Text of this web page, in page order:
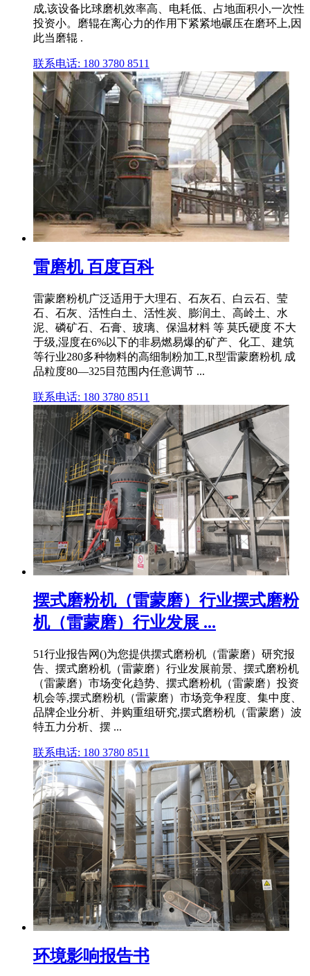
成,该设备比球磨机效率高、电耗低、占地面积小,一次性
投资小。磨辊在离心力的作用下紧紧地碾压在磨环上,因
此当磨辊 .
联系电话: 180 3780 8511
雷磨机 百度百科
雷蒙磨粉机广泛适用于大理石、石灰石、白云石、莹
石、石灰、活性白土、活性炭、膨润土、高岭土、水
泥、磷矿石、石膏、玻璃、保温材料 等 莫氏硬度 不大
于级,湿度在6%以下的非易燃易爆的矿产、化工、建筑
等行业280多种物料的高细制粉加工,R型雷蒙磨粉机 成
品粒度80—325目范围内任意调节 ...
联系电话: 180 3780 8511
摆式磨粉机（雷蒙磨）行业摆式磨粉
机（雷蒙磨）行业发展 ...
51行业报告网()为您提供摆式磨粉机（雷蒙磨）研究报
告、摆式磨粉机（雷蒙磨）行业发展前景、摆式磨粉机
（雷蒙磨）市场变化趋势、摆式磨粉机（雷蒙磨）投资
机会等,摆式磨粉机（雷蒙磨）市场竞争程度、集中度、
品牌企业分析、并购重组研究,摆式磨粉机（雷蒙磨）波
特五力分析、摆 ...
联系电话: 180 3780 8511
环境影响报告书